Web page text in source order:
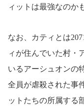
ィットは最強なのか
なお、カティとは
ィが住んでいた村・
いるアーシュオンの
全員が虐殺された事
ットたちの所属する